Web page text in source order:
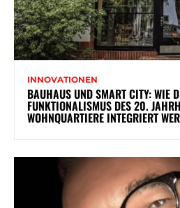
INNOVATIONEN
BAUHAUS UND SMART CITY: WIE
FUNKTIONALISMUS DES 20.
WOHNQUARTIERE INTEGRIERT